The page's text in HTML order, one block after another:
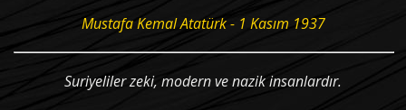
Mustafa Kemal Atatürk - 1 Kasım 1937
Suriyeliler zeki, modern ve nazik insanlardır.